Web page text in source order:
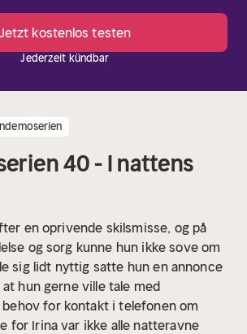
Jetzt kostenlos testen
Jederzeit kündbar
40 - I nattens
en oprivende skilsmisse, og på
og sorg kunne hun ikke sove om
sig lidt nyttig satte hun en annonce
hun gerne ville tale med
for kontakt i telefonen om
for Irina var ikke alle natteravne